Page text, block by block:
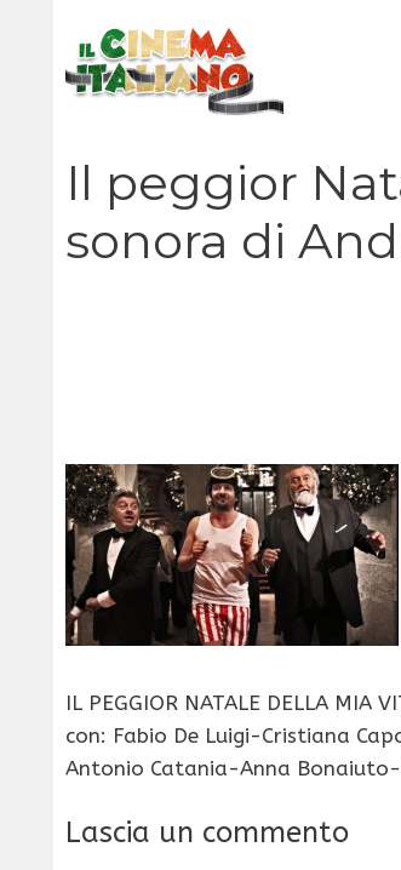
contenuto
Il peggior
sonora di
IL PEGGIOR NATALE DELLA MIA
con: Fabio De Luigi-Cristiana
Antonio Catania-Anna Bonaiuto-
Lascia un commento